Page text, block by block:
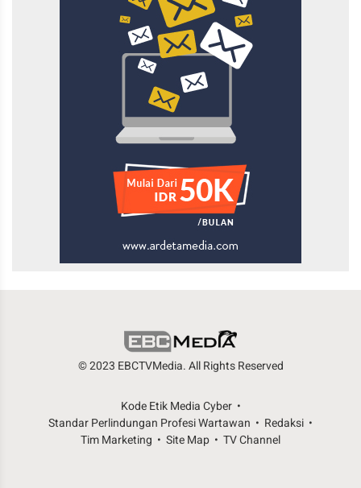
© 2023 EBCTVMedia. All Rights Reserved
Kode Etik Media Cyber
Standar Perlindungan Profesi Wartawan
Redaksi
Tim Marketing
Site Map TV Channel